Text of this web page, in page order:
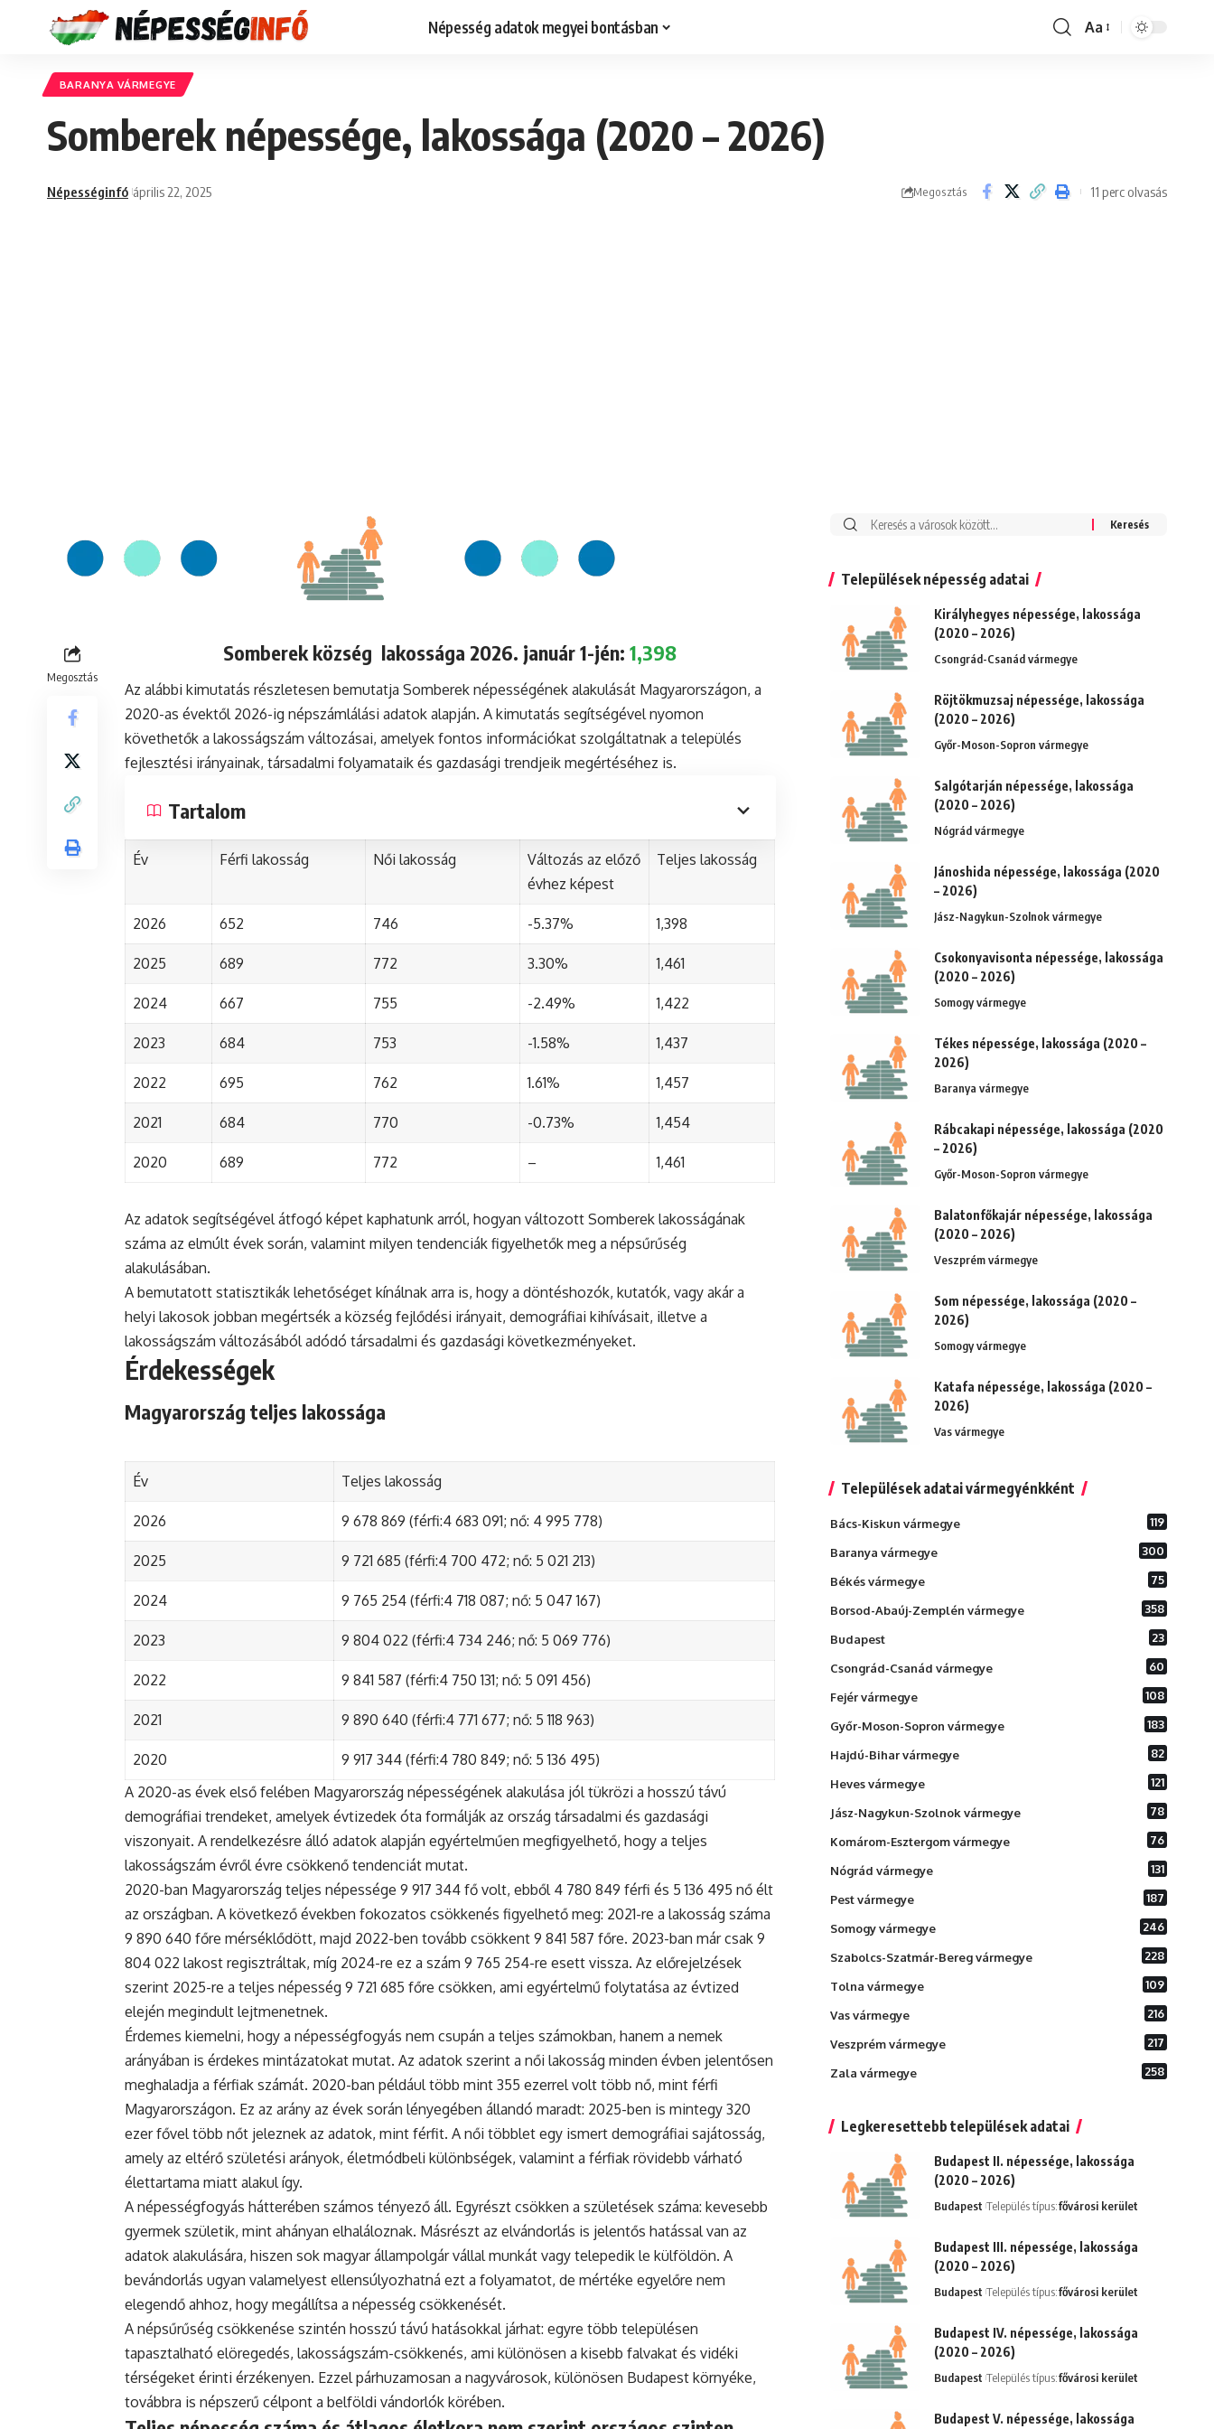
Népesség adatok megyei bontásban
Font
Aa
BARANYA VÁRMEGYE
Somberek népessége, lakossága (2020 – 2026)
Népességinfó április 22, 2025 Megosztás 11 perc olvasás
Megosztás
Somberek község lakossága 2026. január 1-jén:1,398
Az alábbi kimutatás részletesen bemutatja Somberek népességének alakulását Magyarországon, a
2020-as évektől 2026-ig népszámlálási adatok alapján. A kimutatás segítségével nyomon
követhetők a lakosságszám változásai, amelyek fontos információkat szolgáltatnak a település
fejlesztési irányainak, társadalmi folyamataik és gazdasági trendjeik megértéséhez is.
Tartalom
Év Férfi lakosság Női lakosság
Változás az előző
évhez képest
Teljes lakosság
2026 652 746 -5.37% 1,398
2025 689 772 3.30% 1,461
2024 667 755 -2.49% 1,422
2023 684 753 -1.58% 1,437
2022 695 762 1.61% 1,457
2021 684 770 -0.73% 1,454
2020 689 772 – 1,461
Az adatok segítségével átfogó képet kaphatunk arról, hogyan változott Somberek lakosságának
száma az elmúlt évek során, valamint milyen tendenciák figyelhetők meg a népsűrűség
alakulásában.
A bemutatott statisztikák lehetőséget kínálnak arra is, hogy a döntéshozók, kutatók, vagy akár a
helyi lakosok jobban megértsék a község fejlődési irányait, demográfiai kihívásait, illetve a
lakosságszám változásából adódó társadalmi és gazdasági következményeket.
Érdekességek
Magyarország teljes lakossága
Év Teljes lakosság
2026 9 678 869 (férfi:4 683 091; nő: 4 995 778)
2025 9 721 685 (férfi:4 700 472; nő: 5 021 213)
2024 9 765 254 (férfi:4 718 087; nő: 5 047 167)
2023 9 804 022 (férfi:4 734 246; nő: 5 069 776)
2022 9 841 587 (férfi:4 750 131; nő: 5 091 456)
2021 9 890 640 (férfi:4 771 677; nő: 5 118 963)
2020
9 917 344 (férfi:4 780 849; nő: 5 136 495)
A 2020-as évek első felében Magyarország népességének alakulása jól tükrözi a hosszú távú
demográfiai trendeket, amelyek évtizedek óta formálják az ország társadalmi és gazdasági
viszonyait. A rendelkezésre álló adatok alapján egyértelműen megfigyelhető, hogy a teljes
lakosságszám évről évre csökkenő tendenciát mutat.
2020-ban Magyarország teljes népessége 9 917 344 fő volt, ebből 4 780 849 férfi és 5 136 495 nő élt
az országban. A következő években fokozatos csökkenés figyelhető meg: 2021-re a lakosság száma
9 890 640 főre mérséklődött, majd 2022-ben tovább csökkent 9 841 587 főre. 2023-ban már csak 9
804 022 lakost regisztráltak, míg 2024-re ez a szám 9 765 254-re esett vissza. Az előrejelzések
szerint 2025-re a teljes népesség 9 721 685 főre csökken, ami egyértelmű folytatása az évtized
elején megindult lejtmenetnek.
Érdemes kiemelni, hogy a népességfogyás nem csupán a teljes számokban, hanem a nemek
arányában is érdekes mintázatokat mutat. Az adatok szerint a női lakosság minden évben jelentősen
meghaladja a férfiak számát. 2020-ban például több mint 355 ezerrel volt több nő, mint férfi
Magyarországon. Ez az arány az évek során lényegében állandó maradt: 2025-ben is mintegy 320
ezer fővel több nőt jeleznek az adatok, mint férfit. A női többlet egy ismert demográfiai sajátosság,
amely az eltérő születési arányok, életmódbeli különbségek, valamint a férfiak rövidebb várható
élettartama miatt alakul így.
A népességfogyás hátterében számos tényező áll. Egyrészt csökken a születések száma: kevesebb
gyermek születik, mint ahányan elhaláloznak. Másrészt az elvándorlás is jelentős hatással van az
adatok alakulására, hiszen sok magyar állampolgár vállal munkát vagy telepedik le külföldön. A
bevándorlás ugyan valamelyest ellensúlyozhatná ezt a folyamatot, de mértéke egyelőre nem
elegendő ahhoz, hogy megállítsa a népesség csökkenését.
A népsűrűség csökkenése szintén hosszú távú hatásokkal járhat: egyre több településen
tapasztalható elöregedés, lakosságszám-csökkenés, ami különösen a kisebb falvakat és vidéki
térségeket érinti érzékenyen. Ezzel párhuzamosan a nagyvárosok, különösen Budapest környéke,
továbbra is népszerű célpont a belföldi vándorlók körében.
Keresés:
Települések népesség adatai
Királyhegyes népessége, lakossága
(2020 – 2026)
Csongrád-Csanád vármegye
Röjtökmuzsaj népessége, lakossága
(2020 – 2026)
Győr-Moson-Sopron vármegye
Salgótarján népessége, lakossága
(2020 – 2026)
Nógrád vármegye
Jánoshida népessége, lakossága (2020
– 2026)
Jász-Nagykun-Szolnok vármegye
Csokonyavisonta népessége, lakossága
(2020 – 2026)
Somogy vármegye
Tékes népessége, lakossága (2020 –
2026)
Baranya vármegye
Rábcakapi népessége, lakossága (2020
– 2026)
Győr-Moson-Sopron vármegye
Balatonfőkajár népessége, lakossága
(2020 – 2026)
Veszprém vármegye
Som népessége, lakossága (2020 –
2026)
Somogy vármegye
Katafa népessége, lakossága (2020 –
2026)
Vas vármegye
Települések adatai vármegyénkként
Bács-Kiskun vármegye 119
Baranya vármegye 300
Békés vármegye 75
Borsod-Abaúj-Zemplén vármegye 358
Budapest 23
Csongrád-Csanád vármegye 60
Fejér vármegye 108
Győr-Moson-Sopron vármegye 183
Hajdú-Bihar vármegye 82
Heves vármegye 121
Jász-Nagykun-Szolnok vármegye 78
Komárom-Esztergom vármegye 76
Nógrád vármegye 131
Pest vármegye 187
Somogy vármegye 246
Szabolcs-Szatmár-Bereg vármegye 228
Tolna vármegye 109
Vas vármegye 216
Veszprém vármegye 217
Zala vármegye 258
Legkeresettebb települések adatai
Budapest II. népessége, lakossága
(2020 – 2026)
Budapest Település típus:fővárosi kerület
Budapest III. népessége, lakossága
(2020 – 2026)
Budapest Település típus:fővárosi kerület
Budapest IV. népessége, lakossága
(2020 – 2026)
Budapest Település típus:fővárosi kerület
Budapest V. népessége, lakossága